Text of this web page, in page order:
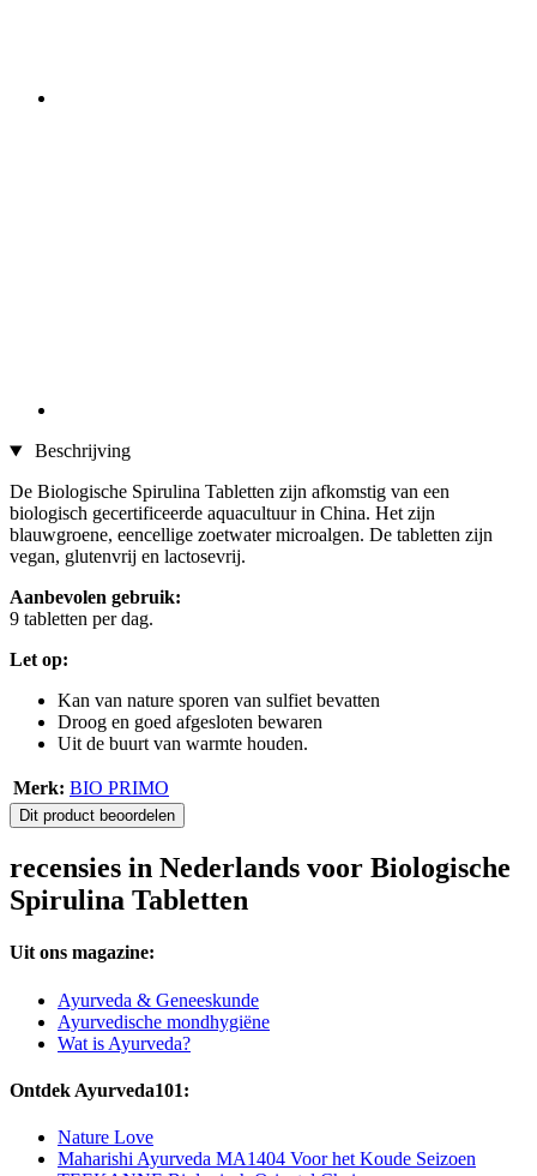
Beschrijving
De Biologische Spirulina Tabletten zijn afkomstig van een
biologisch gecertificeerde aquacultuur in China. Het zijn
blauwgroene, eencellige zoetwater microalgen. De tabletten zijn
vegan, glutenvrij en lactosevrij.
Aanbevolen gebruik:
9 tabletten per dag.
Let op:
Kan van nature sporen van sulfiet bevatten
Droog en goed afgesloten bewaren
Uit de buurt van warmte houden.
Merk: BIO PRIMO
Dit product beoordelen
recensies in Nederlands voor Biologische
Spirulina Tabletten
Uit ons magazine:
Ayurveda & Geneeskunde
Ayurvedische mondhygiëne
Wat is Ayurveda?
Ontdek Ayurveda101:
Nature Love
Maharishi Ayurveda MA1404 Voor het Koude Seizoen